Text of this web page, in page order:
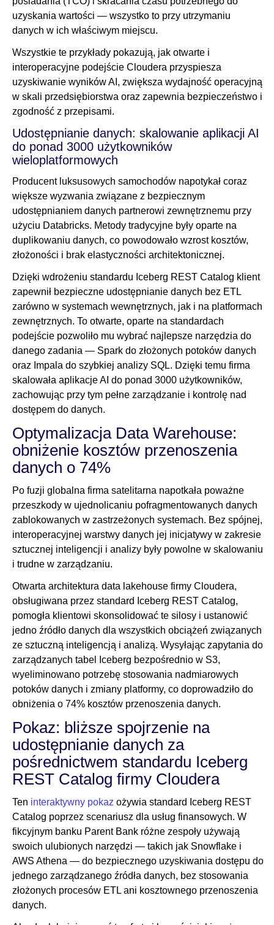
uzyskania wartości — wszystko to przy utrzymaniu
danych w ich właściwym miejscu.
Wszystkie te przykłady pokazują, jak otwarte i
interoperacyjne podejście Cloudera przyspiesza
uzyskiwanie wyników AI, zwiększa wydajność operacyjną
w skali przedsiębiorstwa oraz zapewnia bezpieczeństwo i
zgodność z przepisami.
Udostępnianie danych: skalowanie aplikacji AI
do ponad 3000 użytkowników
wieloplatformowych
Producent luksusowych samochodów napotykał coraz
większe wyzwania związane z bezpiecznym
udostępnianiem danych partnerowi zewnętrznemu przy
użyciu Databricks. Metody tradycyjne były oparte na
duplikowaniu danych, co powodowało wzrost kosztów,
złożoności i brak elastyczności architektonicznej.
Dzięki wdrożeniu standardu Iceberg REST Catalog klient
zapewnił bezpieczne udostępnianie danych bez ETL
zarówno w systemach wewnętrznych, jak i na platformach
zewnętrznych. To otwarte, oparte na standardach
podejście pozwoliło mu wybrać najlepsze narzędzia do
danego zadania — Spark do złożonych potoków danych
oraz Impala do szybkiej analizy SQL. Dzięki temu firma
skalowała aplikacje AI do ponad 3000 użytkowników,
zachowując przy tym pełne zarządzanie i kontrolę nad
dostępem do danych.
Optymalizacja Data Warehouse:
obniżenie kosztów przenoszenia
danych o 74%
Po fuzji globalna firma satelitarna napotkała poważne
przeszkody w ujednolicaniu pofragmentowanych danych
zablokowanych w zastrzeżonych systemach. Bez spójnej,
interoperacyjnej warstwy danych jej inicjatywy w zakresie
sztucznej inteligencji i analizy były powolne w skalowaniu
i trudne w zarządzaniu.
Otwarta architektura data lakehouse firmy Cloudera,
obsługiwana przez standard Iceberg REST Catalog,
pomogła klientowi skonsolidować te silosy i ustanowić
jedno źródło danych dla wszystkich obciążeń związanych
ze sztuczną inteligencją i analizą. Wysyłając zapytania do
zarządzanych tabel Iceberg bezpośrednio w S3,
wyeliminowano potrzebę stosowania nadmiarowych
potoków danych i zmiany platformy, co doprowadziło do
obniżenia o 74% kosztów przenoszenia danych.
Pokaz: bliższe spojrzenie na
udostępnianie danych za
pośrednictwem standardu Iceberg
REST Catalog firmy Cloudera
Ten interaktywny pokaz ożywia standard Iceberg REST
Catalog poprzez scenariusz dla usług finansowych. W
fikcyjnym banku Parent Bank różne zespoły używają
swoich ulubionych narzędzi — takich jak Snowflake i
AWS Athena — do bezpiecznego uzyskiwania dostępu do
jednego zarządzanego źródła danych, bez stosowania
złożonych procesów ETL ani kosztownego przenoszenia
danych.